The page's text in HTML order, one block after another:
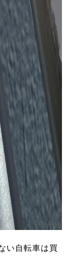
い自転車は買